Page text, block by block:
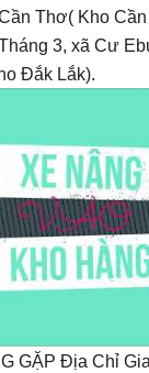
Thơ( Kho
3, xã Cư
Đắk Lắk).
GẶP Địa Chỉ